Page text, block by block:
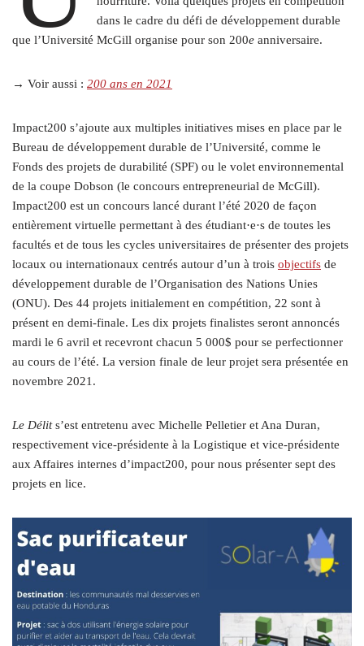
dans le cadre du défi de développement durable
que l’Université McGill organise pour son 200e anniversaire.
→ Voir aussi : 200 ans en 2021
Impact200 s’ajoute aux multiples initiatives mises en place par le
Bureau de développement durable de l’Université, comme le
Fonds des projets de durabilité (SPF) ou le volet environnemental
de la coupe Dobson (le concours entrepreneurial de McGill).
Impact200 est un concours lancé durant l’été 2020 de façon
entièrement virtuelle permettant à des étudiant·e·s de toutes les
facultés et de tous les cycles universitaires de présenter des projets
locaux ou internationaux centrés autour d’un à trois objectifs de
développement durable de l’Organisation des Nations Unies
(ONU). Des 44 projets initialement en compétition, 22 sont à
présent en demi-finale. Les dix projets finalistes seront annoncés
mardi le 6 avril et recevront chacun 5 000$ pour se perfectionner
au cours de l’été. La version finale de leur projet sera présentée en
novembre 2021.
Le Délits’est entretenu avec Michelle Pelletier et Ana Duran,
respectivement vice-présidente à la Logistique et vice-présidente
aux Affaires internes d’impact200, pour nous présenter sept des
projets en lice.